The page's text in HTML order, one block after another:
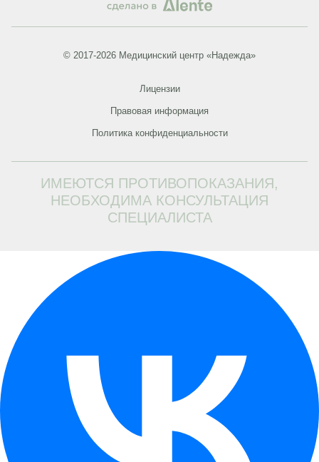
© 2017-2026 Медицинский центр «Надежда»
Лицензии
Правовая информация
Политика конфиденциальности
ИМЕЮТСЯ ПРОТИВОПОКАЗАНИЯ,
НЕОБХОДИМА КОНСУЛЬТАЦИЯ
СПЕЦИАЛИСТА